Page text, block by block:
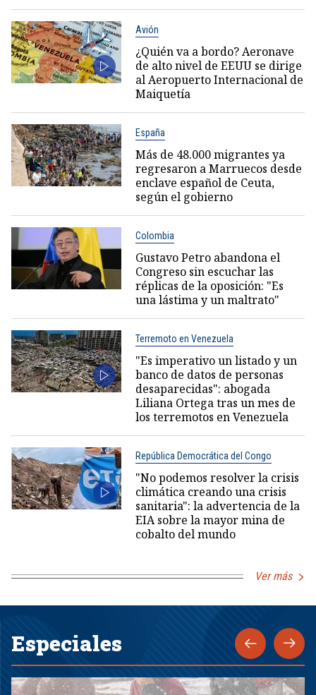
Avión
¿Quién va a bordo? Aeronave
de alto nivel de EEUU se dirige
al Aeropuerto Internacional de
Maiquetía
España
Más de 48.000 migrantes ya
regresaron a Marruecos desde
enclave español de Ceuta,
según el gobierno
Colombia
Gustavo Petro abandona el
Congreso sin escuchar las
réplicas de la oposición: "Es
una lástima y un maltrato"
Terremoto en Venezuela
"Es imperativo un listado y un
banco de datos de personas
desaparecidas": abogada
Liliana Ortega tras un mes de
los terremotos en Venezuela
República Democrática del Congo
"No podemos resolver la crisis
climática creando una crisis
sanitaria": la advertencia de la
EIA sobre la mayor mina de
cobalto del mundo
Ver más
Especiales